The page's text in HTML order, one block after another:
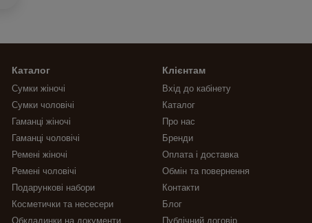
Каталог
Сумки жіночі
Сумки чоловічі
Гаманці жіночі
Гаманці чоловічі
Ремені жіночі
Ремені чоловічі
Подарункові набори
Косметички та несесери
Обкладинки на документи
Клієнтам
Вхід до кабінету
Каталог
Про нас
Бренди
Оплата і доставка
Обмін та повернення
Контакти
Блог
Публічний договір